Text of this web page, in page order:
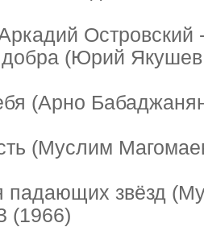
добра (Юрий
(Арно
(Муслим
падающих звёзд
(1966)